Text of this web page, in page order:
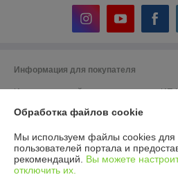
Информация для покупателя
Индивидуальный предприниматель:ИП
220104, г. Минск, ул. Жудро 57
Регистрационный номер ЕГР: 192973623
УНП: 192973623
Обработка файлов cookie
Мы используем файлы cookies для
пользователей портала и
рекомендаций. Вы можете
отключить их.